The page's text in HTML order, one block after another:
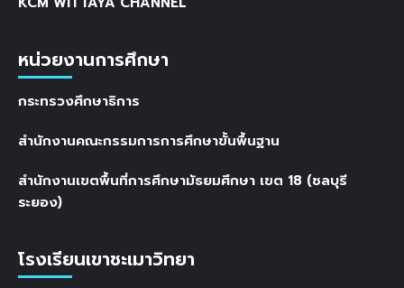
หน่วยงานการศึกษา
กระทรวงศึกษาธิการ
สำนักงานคณะกรรมการการศึกษาขั้นพื้นฐาน
สำนักงานเขตพื้นที่การศึกษามัธยมศึกษา เขต 18 (ชลบุรี
ระยอง)
โรงเรียนเขาชะเมาวิทยา